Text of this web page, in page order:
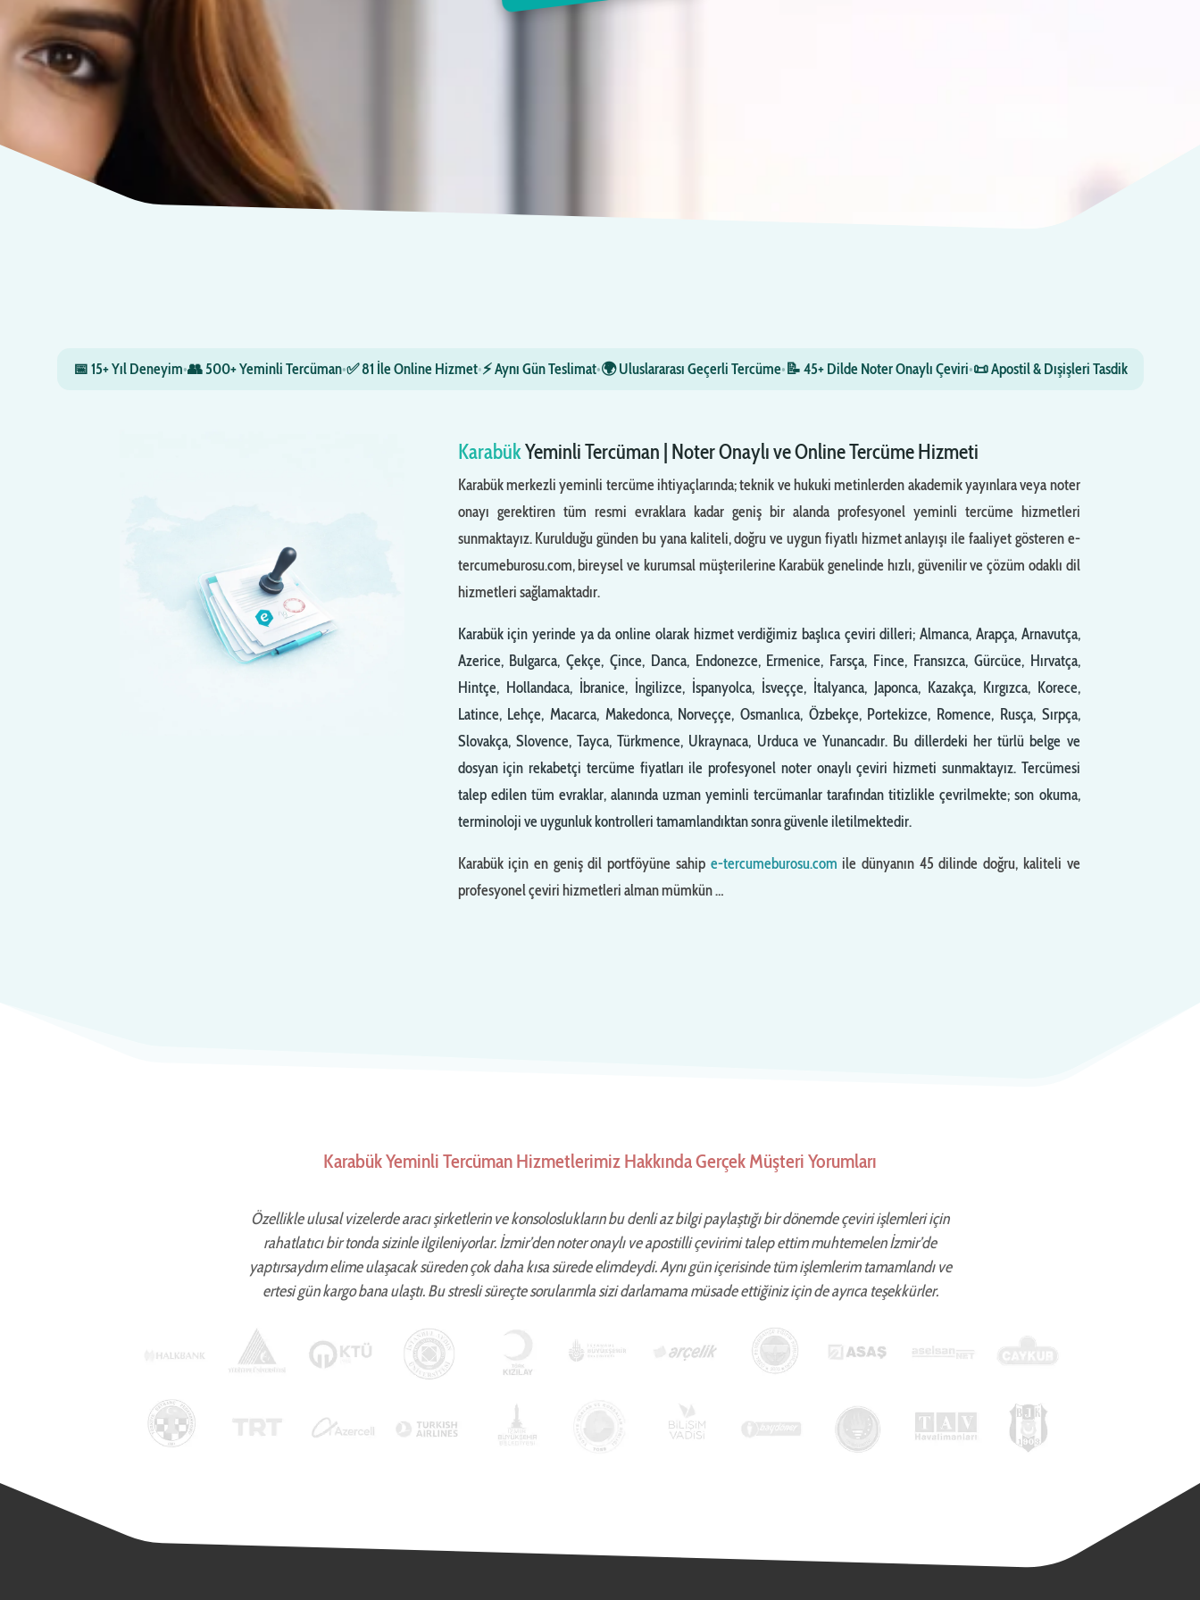
📅 15+ Yıl Deneyim•👥 500+ Yeminli Tercüman•✅ 81 İle Online Hizmet•⚡ Aynı Gün Teslimat•🌍 Uluslararası Geçerli Tercüme•📝 45+ Dilde Noter Onaylı Çeviri•📜 Apostil & Dışişleri Tasdik
KarabükYeminli Tercüman | Noter Onaylı ve Online Tercüme Hizmeti
Karabük merkezli yeminli tercüme ihtiyaçlarında; teknik ve hukuki metinlerden akademik yayınlara veya noter
onayı gerektiren tüm resmi evraklara kadar geniş bir alanda profesyonel yeminli tercüme hizmetleri
sunmaktayız. Kurulduğu günden bu yana kaliteli, doğru ve uygun fiyatlı hizmet anlayışı ile faaliyet gösteren e-
tercumeburosu.com, bireysel ve kurumsal müşterilerine Karabük genelinde hızlı, güvenilir ve çözüm odaklı dil
hizmetleri sağlamaktadır.
Karabük için yerinde ya da online olarak hizmet verdiğimiz başlıca çeviri dilleri; Almanca, Arapça, Arnavutça,
Azerice, Bulgarca, Çekçe, Çince, Danca, Endonezce, Ermenice, Farsça, Fince, Fransızca, Gürcüce, Hırvatça,
Hintçe, Hollandaca, İbranice, İngilizce, İspanyolca, İsveççe, İtalyanca, Japonca, Kazakça, Kırgızca, Korece,
Latince, Lehçe, Macarca, Makedonca, Norveççe, Osmanlıca, Özbekçe, Portekizce, Romence, Rusça, Sırpça,
Slovakça, Slovence, Tayca, Türkmence, Ukraynaca, Urduca ve Yunancadır. Bu dillerdeki her türlü belge ve
dosyan için rekabetçi tercüme fiyatları ile profesyonel noter onaylı çeviri hizmeti sunmaktayız. Tercümesi
talep edilen tüm evraklar, alanında uzman yeminli tercümanlar tarafından titizlikle çevrilmekte; son okuma,
terminoloji ve uygunluk kontrolleri tamamlandıktan sonra güvenle iletilmektedir.
Karabük için en geniş dil portföyüne sahip e-tercumeburosu.com ile dünyanın 45 dilinde doğru, kaliteli ve
profesyonel çeviri hizmetleri alman mümkün …
Karabük Yeminli Tercüman Hizmetlerimiz Hakkında Gerçek Müşteri Yorumları
Özellikle ulusal vizelerde aracı şirketlerin ve konsoloslukların bu denli az bilgi paylaştığı bir dönemde çeviri işlemleri için
rahatlatıcı bir tonda sizinle ilgileniyorlar. İzmir’den noter onaylı ve apostilli çevirimi talep ettim muhtemelen İzmir’de
yaptırsaydım elime ulaşacak süreden çok daha kısa sürede elimdeydi. Aynı gün içerisinde tüm işlemlerim tamamlandı ve
ertesi gün kargo bana ulaştı. Bu stresli süreçte sorularımla sizi darlamama müsade ettiğiniz için de ayrıca teşekkürler.